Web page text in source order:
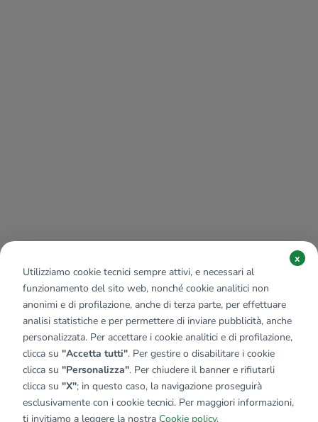
Utilizziamo cookie tecnici sempre attivi, e necessari al
funzionamento del sito web, nonché cookie analitici non
anonimi e di profilazione, anche di terza parte, per effettuare
analisi statistiche e per permettere di inviare pubblicità, anche
personalizzata. Per accettare i cookie analitici e di profilazione,
clicca su "Accetta tutti". Per gestire o disabilitare i cookie
clicca su "Personalizza". Per chiudere il banner e rifiutarli
clicca su "X"; in questo caso, la navigazione proseguirà
esclusivamente con i cookie tecnici. Per maggiori informazioni,
ti invitiamo a leggere la nostra Cookie policy.
x